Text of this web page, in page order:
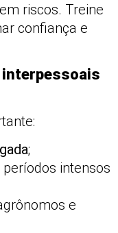
riscos. Treine
confiança e
interpessoais
;
intensos
e